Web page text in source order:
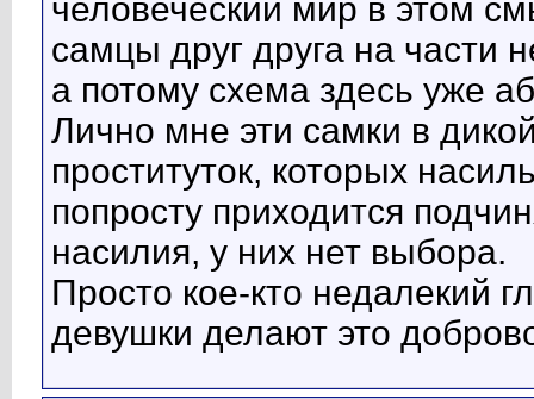
человеческий мир в этом
самцы друг друга на части
а потому схема здесь уже
Лично мне эти самки в
проституток, которых
попросту приходится
насилия, у них нет выбора.
Просто кое-кто недалекий
девушки делают это